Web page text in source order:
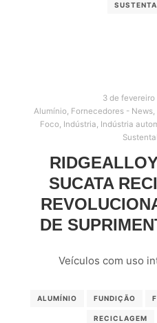
3 de fevereiro
Alumínio, Fornecedores - News,
Foco, Indústria, Indústria
SUCATA
DE
Veículos com uso
ALUMÍNIO FUNDIÇÃO
RECICLAGEM